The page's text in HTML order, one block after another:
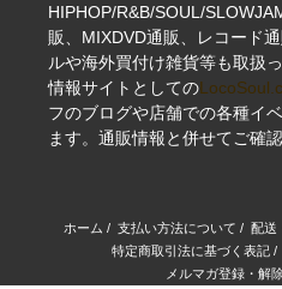
HIPHOP/R&B/SOUL/
販、MIXDVD通販、レコード
ルや海外買付け雑貨等も取扱
情報サイトとしての
フのブログや店舗での各種イ
ます。通販情報と併せてご確
ホーム / 支払い方法について / 配送
特定商取引法に基づく表記/
メルマガ登録・解